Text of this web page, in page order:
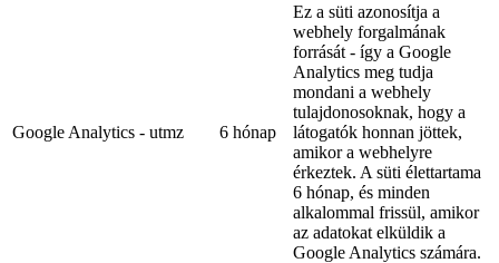
Google Analytics - utmz 6 hónap
Ez a süti azonosítja a
webhely forgalmának
forrását - így a Google
Analytics meg tudja
mondani a webhely
tulajdonosoknak, hogy a
látogatók honnan jöttek,
amikor a webhelyre
érkeztek. A süti élettartama
6 hónap, és minden
alkalommal frissül, amikor
az adatokat elküldik a
Google Analytics számára.